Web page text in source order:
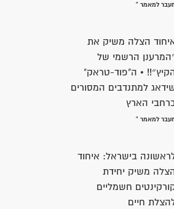
למאמר »
הצלה משיק את
הרשמי של
• ה"פוד-טראק"
למתנדבים המסורים
הארץ
למאמר »
בישראל: איחוד
משיק יחידת
חשמליים
חיים